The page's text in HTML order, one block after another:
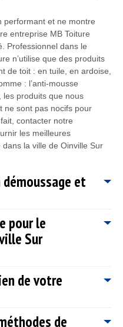
performant et ne montre
entreprise MB Toiture
Professionnel dans le
n’utilise que des produits
de toit : en tuile, en ardoise,
: l’anti-mousse
les produits que nous
ne sont pas nocifs pour
contacter notre
les meilleures
la ville de Oinville Sur
démoussage et
performante, procéder à
est une intervention à
intervention consiste à se
divers parasites végétaux,
lichens, les champignons,
sur votre toiture. De ce
MB Toiture propose ses
toit sera plus esthétique et
pour le
Sur
toiture au moins 1 à
l’étanchéité, la résistance
à perdre de son étanchéité
de votre
prévenir les fissures et
de